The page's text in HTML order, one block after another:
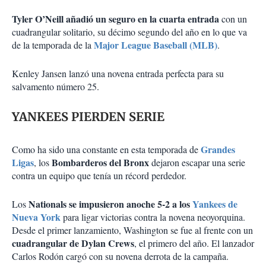
Tyler O’Neill añadió un seguro en la cuarta entradacon un
cuadrangular solitario, su décimo segundo del año en lo que va
de la temporada de laMajor League Baseball (MLB).
Kenley Jansen lanzó una novena entrada perfecta para su
salvamento número 25.
YANKEES PIERDEN SERIE
Como ha sido una constante en esta temporada deGrandes
Ligas, losBombarderos del Bronxdejaron escapar una serie
contra un equipo que tenía un récord perdedor.
LosNationals se impusieron anoche 5-2 a losYankees de
Nueva Yorkpara ligar victorias contra la novena neoyorquina.
Desde el primer lanzamiento, Washington se fue al frente con un
cuadrangular de Dylan Crews, el primero del año. El lanzador
Carlos Rodón cargó con su novena derrota de la campaña.